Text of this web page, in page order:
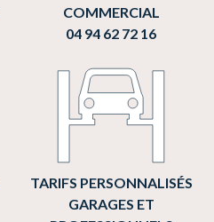
COMMERCIAL
04 94 62 72 16
TARIFS PERSONNALISÉS
GARAGES ET